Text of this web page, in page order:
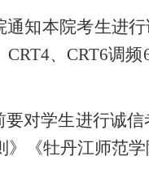
通知本院考生进
CRT4、CRT6调
要对学生进行诚
》《牡丹江师范